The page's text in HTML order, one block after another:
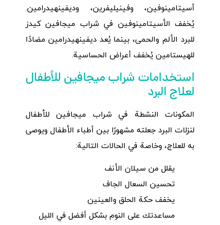
أسيتامينوفين، وفينيليفرين، وديفينهيدرامين.
يُخفف الأسيتامينوفين في شراب ميجافين كيدز
للبرد الألم والحمى، بينما يُعد ديفينهيدرامين مضادًا
للهيستامين يُخفف أعراض الحساسية.
استخدامات شراب ميجافين للأطفال
لعلاج البرد
المكونات النشطة في شراب ميجافين للأطفال
لنزلات البرد جعلته مشهورًا بين أطباء الأطفال ويوصى
به للعلاج، وخاصة في الحالات التالية:
يقلل من سيلان الأنف
تحسين السعال الجاف
يخفف حكة الحلق والعينين
مساعدتك على النوم بشكل أفضل في الليل